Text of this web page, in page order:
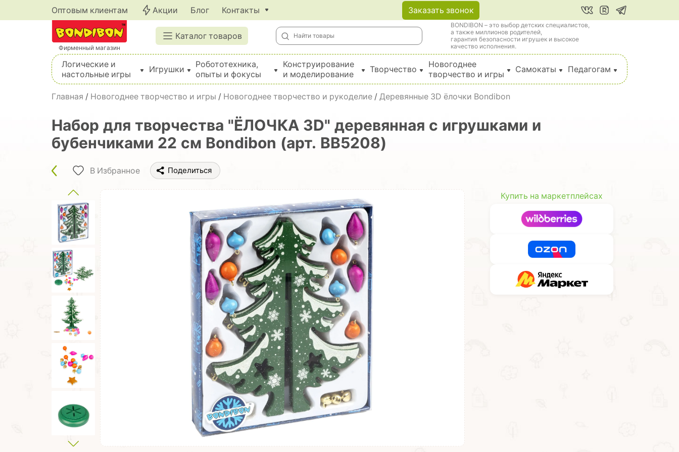
Оптовым клиентам Акции Блог Контакты Заказать звонок
Фирменный магазин
Каталог товаров
BONDIBON – это выбор детских специалистов,
а также миллионов родителей,
гарантия безопасности игрушек и высокое
качество исполнения.
Логические и
настольные игры
Игрушки
Робототехника,
опыты и фокусы
Конструирование
и моделирование
Творчество
Новогоднее
творчество и игры
Самокаты Педагогам
Главная / Новогоднее творчество и игры / Новогоднее творчество и рукоделие / Деревянные 3D ёлочки Bondibon
Набор для творчества "ЁЛОЧКА 3D" деревянная с игрушками и
бубенчиками 22 см Bondibon (арт. ВВ5208)
В Избранное Поделиться
Купить на маркетплейсах